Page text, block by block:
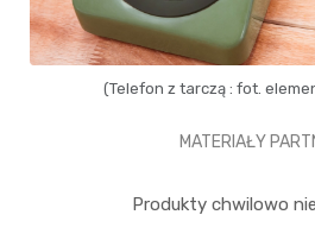
(Telefon z tarczą : fot.
MATERIAŁY
Produkty chwilowo